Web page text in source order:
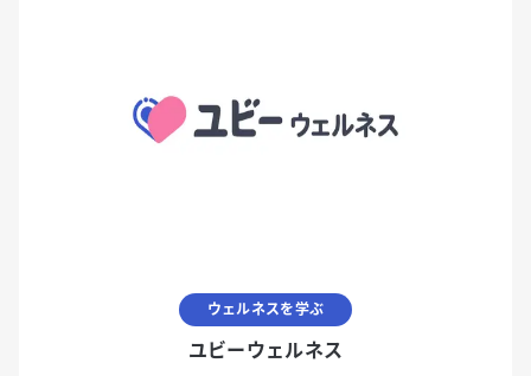
ウェルネスを学ぶ
ユビーウェルネス